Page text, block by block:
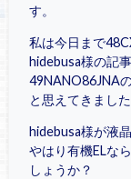
す。
私は今日まで
hidebusa様の記事
49NANO86JNA
と思えてきました
hidebusa様が液
やはり有機ELな
しょうか？